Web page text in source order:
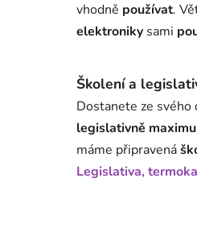
vhodně používat.
elektroniky sami
Školení a
Dostanete ze svého
legislativně
máme připravená
Legislativa,